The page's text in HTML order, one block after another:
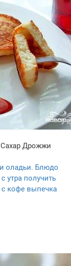
Сахар Дрожжи
оладьи. Блюдо
утра получить
с кофе выпечка